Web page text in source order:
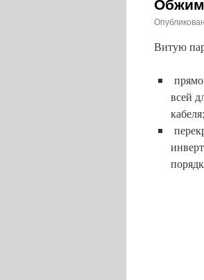
Витую
всей
кабеля;